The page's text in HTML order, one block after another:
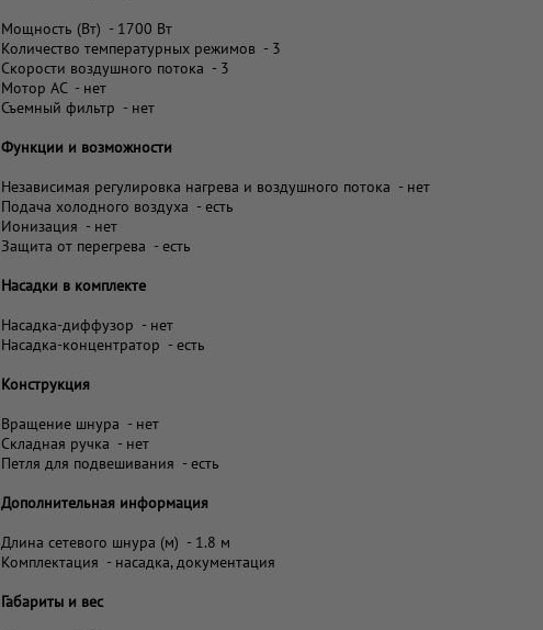
Мощность (Вт) - 1700 Вт
Количество температурных режимов - 3
Скорости воздушного потока - 3
Мотор AC - нет
Съемный фильтр - нет
Функции и возможности
Независимая регулировка нагрева и воздушного потока - нет
Подача холодного воздуха - есть
Ионизация - нет
Защита от перегрева - есть
Насадки в комплекте
Насадка-диффузор - нет
Насадка-концентратор - есть
Конструкция
Вращение шнура - нет
Складная ручка - нет
Петля для подвешивания - есть
Дополнительная информация
Длина сетевого шнура (м) - 1.8 м
Комплектация - насадка, документация
Габариты и вес